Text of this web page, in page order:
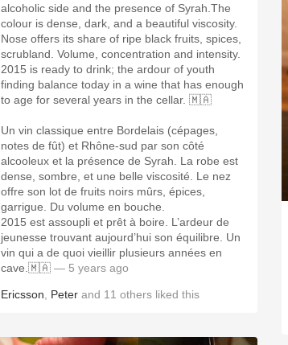
alcoholic side and the presence of Syrah.The
colour is dense, dark, and a beautiful viscosity.
Nose offers its share of ripe black fruits, spices,
scrubland. Volume, concentration and intensity.
2015 is ready to drink; the ardour of youth
finding balance today in a wine that has enough
to age for several years in the cellar. 🇲🇦
Un vin classique entre Bordelais (cépages,
notes de fût) et Rhône-sud par son côté
alcooleux et la présence de Syrah. La robe est
dense, sombre, et une belle viscosité. Le nez
offre son lot de fruits noirs mûrs, épices,
garrigue. Du volume en bouche.
2015 est assoupli et prêt à boire. L’ardeur de
jeunesse trouvant aujourd’hui son équilibre. Un
vin qui a de quoi vieillir plusieurs années en
cave.🇲🇦 — 5 years ago
Ericsson Peter and 11 others liked this